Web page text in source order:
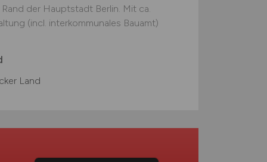
der Hauptstadt Berlin. Mit ca.
(incl. interkommunales Bauamt)
Land